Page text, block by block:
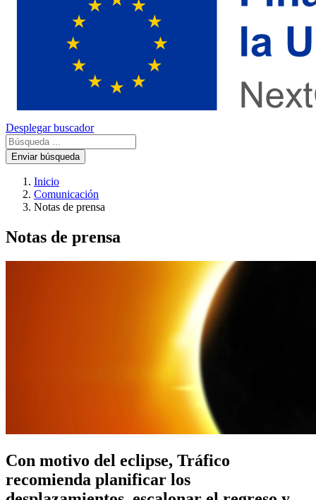
Desplegar buscador
Enviar búsqueda
Inicio
Comunicación
Notas de prensa
Notas de prensa
Con motivo del eclipse, Tráfico
recomienda planificar los